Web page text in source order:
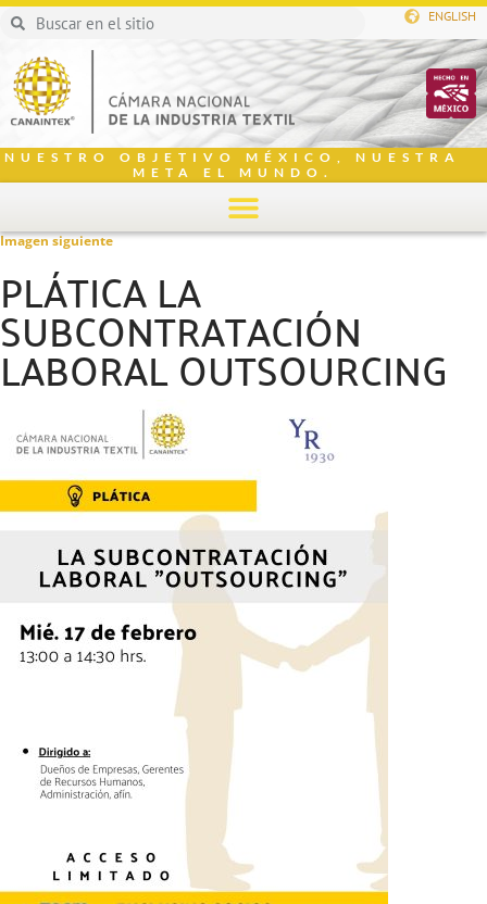
ENGLISH
NUESTRO OBJETIVO MÉXICO, NUESTRA
META EL MUNDO.
Imagen siguiente
PLÁTICA LA
SUBCONTRATACIÓN
LABORAL OUTSOURCING